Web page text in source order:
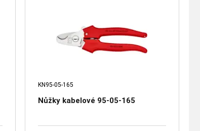
KN95-05-165
Nůžky kabelové 95-05-165